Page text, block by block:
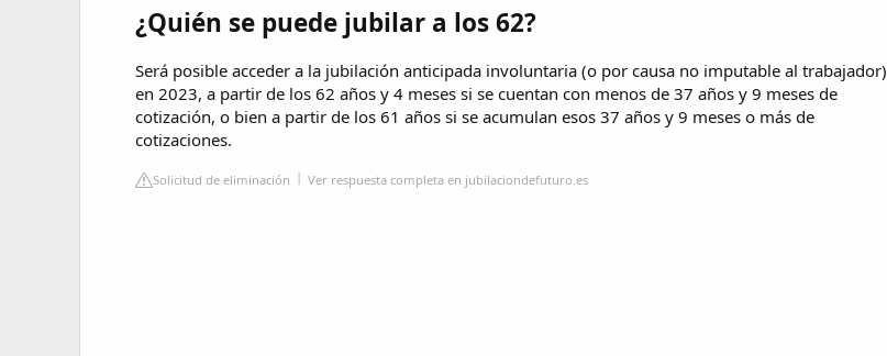
¿Quién se puede jubilar a los 62?
Será posible acceder a la jubilación anticipada involuntaria (o por causa no imputable al trabajador)
en 2023, a partir de los 62 años y 4 meses si se cuentan con menos de 37 años y 9 meses de
cotización, o bien a partir de los 61 años si se acumulan esos 37 años y 9 meses o más de
cotizaciones.
Solicitud de eliminación Ver respuesta completa en jubilaciondefuturo.es